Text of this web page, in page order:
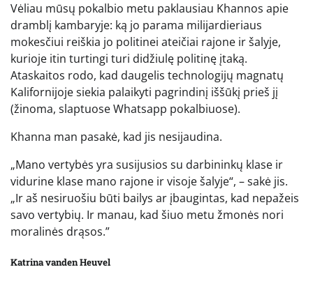
Vėliau mūsų pokalbio metu paklausiau Khannos apie
dramblį kambaryje: ką jo parama milijardieriaus
mokesčiui reiškia jo politinei ateičiai rajone ir šalyje,
kurioje itin turtingi turi didžiulę politinę įtaką.
Ataskaitos rodo, kad daugelis technologijų magnatų
Kalifornijoje siekia palaikyti pagrindinį iššūkį prieš jį
(žinoma, slaptuose Whatsapp pokalbiuose).
Khanna man pasakė, kad jis nesijaudina.
„Mano vertybės yra susijusios su darbininkų klase ir
vidurine klase mano rajone ir visoje šalyje“, – sakė jis.
„Ir aš nesiruošiu būti bailys ar įbaugintas, kad nepažeis
savo vertybių. Ir manau, kad šiuo metu žmonės nori
moralinės drąsos.”
Katrina vanden Heuvel